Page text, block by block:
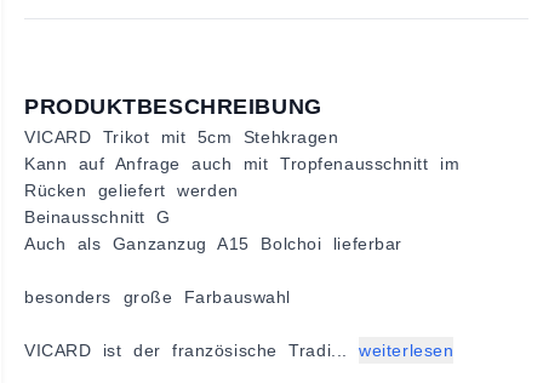
PRODUKTBESCHREIBUNG
VICARD Trikot mit 5cm Stehkragen
Kann auf Anfrage auch mit Tropfenausschnitt im
Rücken geliefert werden
Beinausschnitt G
Auch als Ganzanzug A15 Bolchoi lieferbar
besonders große Farbauswahl
VICARD ist der französische Tradi...weiterlesen